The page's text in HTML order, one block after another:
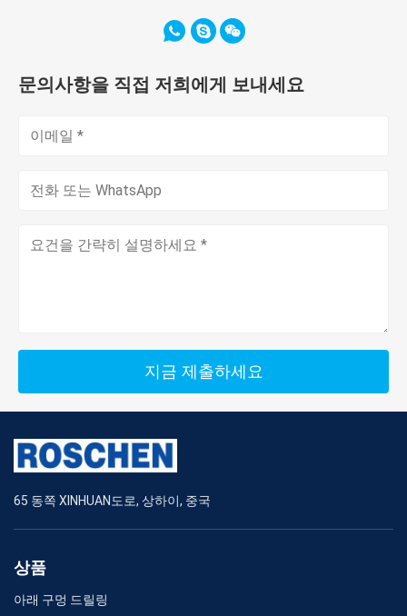
문의사항을 직접 저희에게 보내세요
지금 제출하세요
65 동쪽 XINHUAN도로, 상하이, 중국
상품
아래 구멍 드릴링